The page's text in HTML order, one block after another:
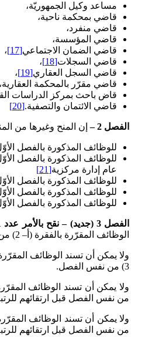
مساعد وكيل الجمهوريّة،
قاضي بمحكمة ناحية،
قاضي منفرد،
قاضي المؤسسة،
قاضي الضمان الاجتماعي[17]
،
قاضي السجلات[18]
،
قاضي السجل العقاري[19]
،
قاضي مقرّر بالمحكمة العقارية،
قاض باحث بمركز الدراسات
قاضي الائتمان والتصفية.[20]
الفصل 2 – إن المنح وغيرها من
للوظائف المذكورة بالفصل الأوّل- الفقرة (أ – 1) هي نفسها
عام إدارة مركزية[21]
للوظائف المذكورة بالفصل الأوّل الفقرة (أ- 3) هي نفسها المخوّلة
للوظائف المذكورة بالفصل
للوظائف المذكورة بالفصل
الفصل 3 (جديد) – نقح بالأمر عدد 461 لسنة 1976 المؤرخ في 19 ماي 1976 –
الوظائف المقرّرة بالفقرة (أ– 2) من نفس الفصل.
3) من نفس الفصل.
من نفس الفصل قبل ارتقائهم للرتبة
ولا يمكن أن تسند الوظائف
من نفس الفصل قبل ارتقائهم للرتبة